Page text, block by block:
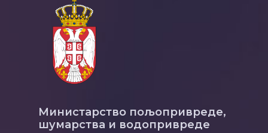
Министарство пољопривреде,
шумарства и водопривреде